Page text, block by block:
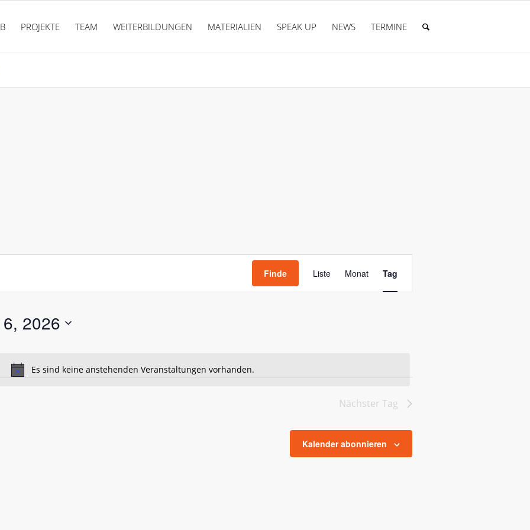
PROJEKTE TEAM WEITERBILDUNGEN MATERIALIEN SPEAK UP NEWS TERMINE
Hinweis
Es sind keine anstehenden Veranstaltungen vorhanden.
Finde
Ansichten-
Liste Monat Tag
2026
Nächster Tag
Kalender abonnieren